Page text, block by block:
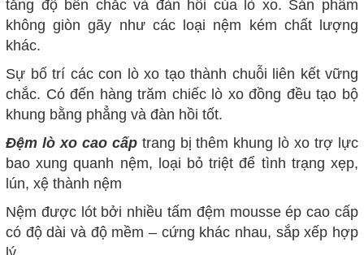
tăng độ bền chắc và đàn hồi của lò xo. Sản phẩm
không giòn gãy như các loại nệm kém chất lượng
khác.
Sự bố trí các con lò xo tạo thành chuỗi liên kết vững
chắc. Có đến hàng trăm chiếc lò xo đồng đều tạo bộ
khung bằng phẳng và đàn hồi tốt.
Đệm lò xo cao cấptrang bị thêm khung lò xo trợ lực
bao xung quanh nệm, loại bỏ triệt để tình trạng xẹp,
lún, xệ thành nệm
Nệm được lót bởi nhiều tấm đệm mousse ép cao cấp
có độ dài và độ mềm – cứng khác nhau, sắp xếp hợp